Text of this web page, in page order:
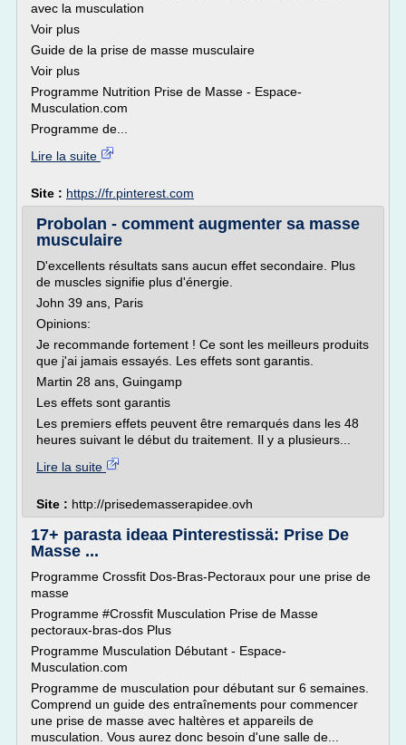
avec la musculation
Voir plus
Guide de la prise de masse musculaire
Voir plus
Programme Nutrition Prise de Masse - Espace-
Musculation.com
Programme de...
Lire la suite
Site : https://fr.pinterest.com
Probolan - comment augmenter sa masse
musculaire
D'excellents résultats sans aucun effet secondaire. Plus
de muscles signifie plus d'énergie.
John 39 ans, Paris
Opinions:
Je recommande fortement ! Ce sont les meilleurs produits
que j'ai jamais essayés. Les effets sont garantis.
Martin 28 ans, Guingamp
Les effets sont garantis
Les premiers effets peuvent être remarqués dans les 48
heures suivant le début du traitement. Il y a plusieurs...
Lire la suite
Site : http://prisedemasserapidee.ovh
17+ parasta ideaa Pinterestissä: Prise De
Masse ...
Programme Crossfit Dos-Bras-Pectoraux pour une prise de
masse
Programme #Crossfit Musculation Prise de Masse
pectoraux-bras-dos Plus
Programme Musculation Débutant - Espace-
Musculation.com
Programme de musculation pour débutant sur 6 semaines.
Comprend un guide des entraînements pour commencer
une prise de masse avec haltères et appareils de
musculation. Vous aurez donc besoin d'une salle de...